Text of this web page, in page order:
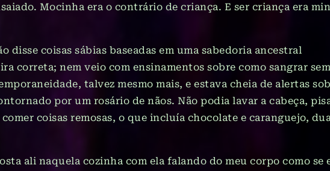
Mocinha era o contrário de criança. E ser criança era
disse coisas sábias baseadas em uma sabedoria ancestral
correta; nem veio com ensinamentos sobre como sangrar
talvez mesmo mais, e estava cheia de alertas
por um rosário de nãos. Não podia lavar a cabeça,
coisas remosas, o que incluía chocolate e caranguejo,
ali naquela cozinha com ela falando do meu corpo como se